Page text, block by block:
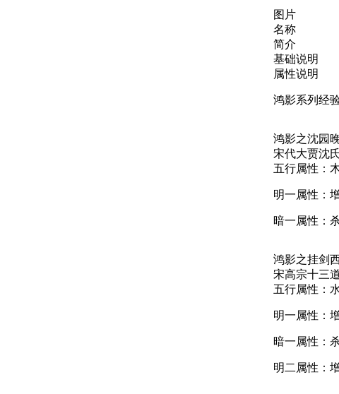
图片
名称
简介
基础说明
属性说明
鸿影系列经
鸿影之沈园
宋代大贾沈
五行属性：
明一属性：
暗一属性：
鸿影之挂剑
宋高宗十三
五行属性：
明一属性：
暗一属性：
明二属性：